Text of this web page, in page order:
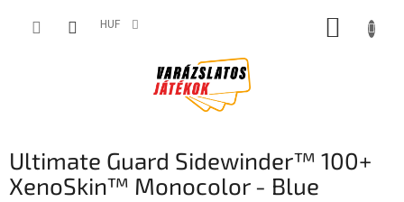
HUF KOSÁR
Ultimate Guard Sidewinder™ 100+
XenoSkin™ Monocolor - Blue